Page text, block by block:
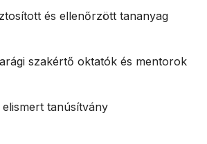
és ellenőrzött tananyag
szakértő oktatók és mentorok
tanúsítvány